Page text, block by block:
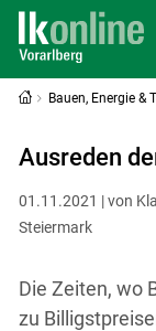
Bauen, Energie &
Ausreden
01.11.2021 | von
Steiermark
Die Zeiten, wo
zu